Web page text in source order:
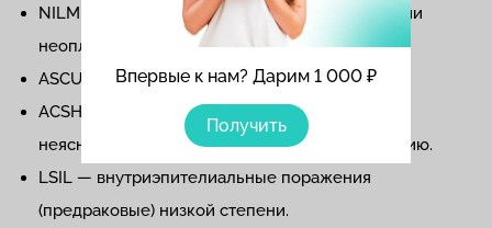
Впервые к нам? Дарим 1 000 ₽
Получить
NILM — норма, клетки негативные в отношении
неоплазии и озлокачествления.
ASCUS — клетки неопределенного значения.
ACSH — клетки плоского эпителия с атипией
неясного значения, не исключающие дисплазию.
LSIL — внутриэпителиальные поражения
(предраковые) низкой степени.